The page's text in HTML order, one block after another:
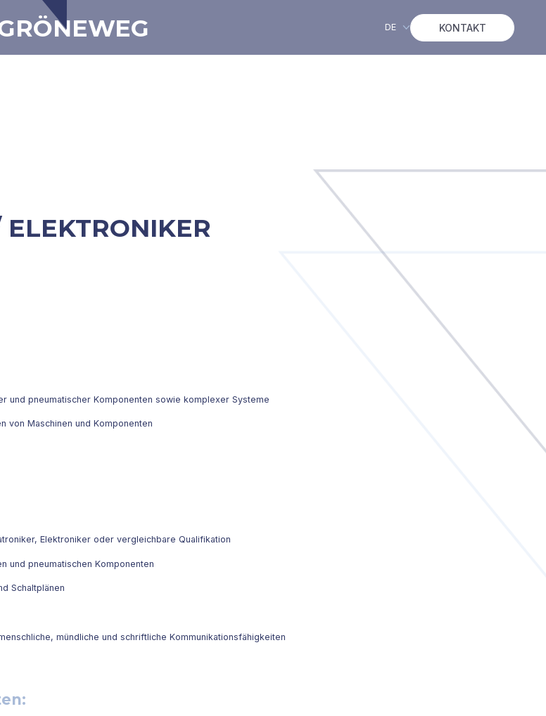
DE KONTAKT
und pneumatischer Komponenten sowie komplexer Systeme
von Maschinen und Komponenten
Elektroniker oder vergleichbare Qualifikation
und pneumatischen Komponenten
Schaltplänen
mündliche und schriftliche Kommunikationsfähigkeiten